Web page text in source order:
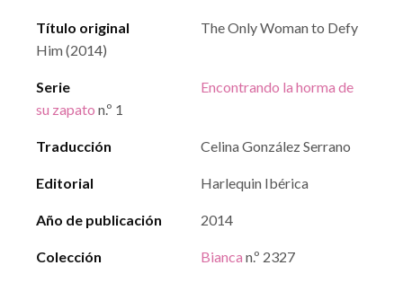
Título original
The Only Woman to Defy
Him (2014)
Serie
Encontrando la horma de
su zapato n.º 1
Traducción Celina González Serrano
Editorial Harlequin Ibérica
Año de publicación 2014
Colección Bianca n.º 2327